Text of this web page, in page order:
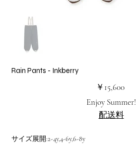
Rain Pants - Inkberry
価
格
￥15,600
Enjoy Summer!
配送料
サイズ展開:2-4y,4-6y,6-8y